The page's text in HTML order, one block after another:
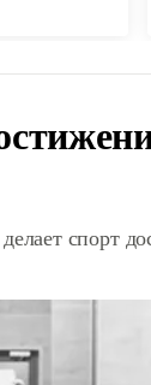
спорт